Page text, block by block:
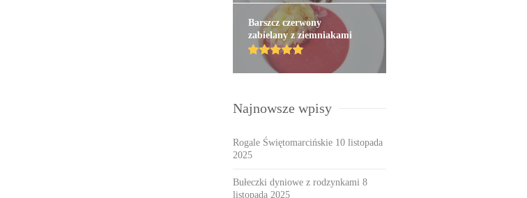
Barszcz czerwony
zabielany z ziemniakami
Najnowsze wpisy
Rogale Świętomarcińskie 10 listopada
2025
Bułeczki dyniowe z rodzynkami 8
listopada 2025